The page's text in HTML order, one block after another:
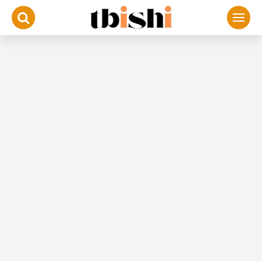
التجاوز
المحتوى